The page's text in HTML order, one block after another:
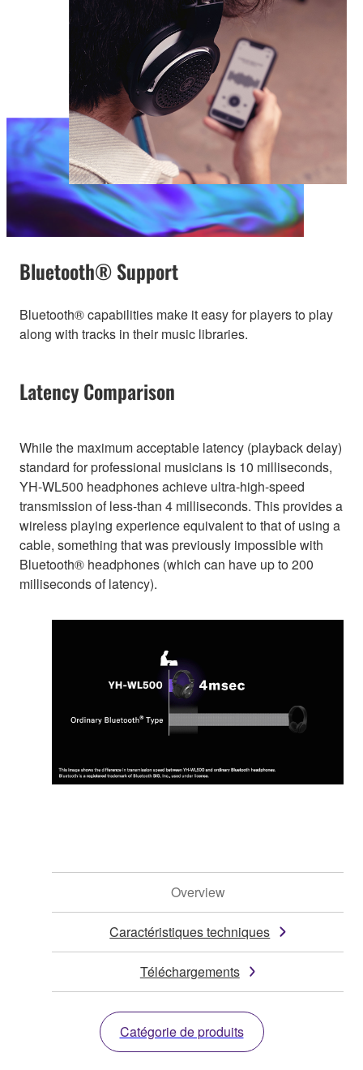
Bluetooth® Support
Bluetooth® capabilities make it easy for players to play
along with tracks in their music libraries.
Latency Comparison
While the maximum acceptable latency (playback delay)
standard for professional musicians is 10 milliseconds,
YH-WL500 headphones achieve ultra-high-speed
transmission of less-than 4 milliseconds. This provides a
wireless playing experience equivalent to that of using a
cable, something that was previously impossible with
Bluetooth® headphones (which can have up to 200
milliseconds of latency).
Overview
Caractéristiques techniques
Téléchargements
Catégorie de produits